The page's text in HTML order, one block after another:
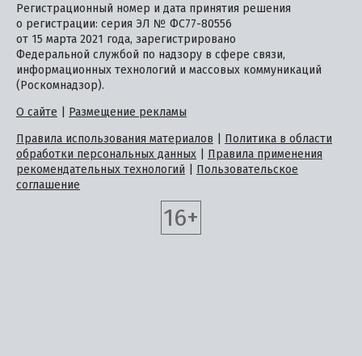
Регистрационный номер и дата принятия решения
о регистрации: серия ЭЛ № ФС77-80556
от 15 марта 2021 года, зарегистрировано
Федеральной службой по надзору в сфере связи,
информационных технологий и массовых коммуникаций
(Роскомнадзор).
О сайте
Размещение рекламы
Правила использования материалов
Политика в области
обработки персональных данных
Правила применения
рекомендательных технологий
Пользовательское
соглашение
16+